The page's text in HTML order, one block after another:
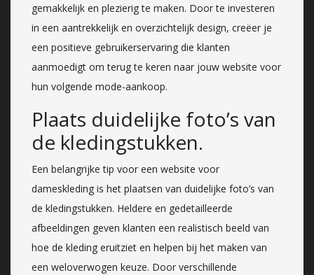
gemakkelijk en plezierig te maken. Door te investeren
in een aantrekkelijk en overzichtelijk design, creëer je
een positieve gebruikerservaring die klanten
aanmoedigt om terug te keren naar jouw website voor
hun volgende mode-aankoop.
Plaats duidelijke foto’s van
de kledingstukken.
Een belangrijke tip voor een website voor
dameskleding is het plaatsen van duidelijke foto’s van
de kledingstukken. Heldere en gedetailleerde
afbeeldingen geven klanten een realistisch beeld van
hoe de kleding eruitziet en helpen bij het maken van
een weloverwogen keuze. Door verschillende